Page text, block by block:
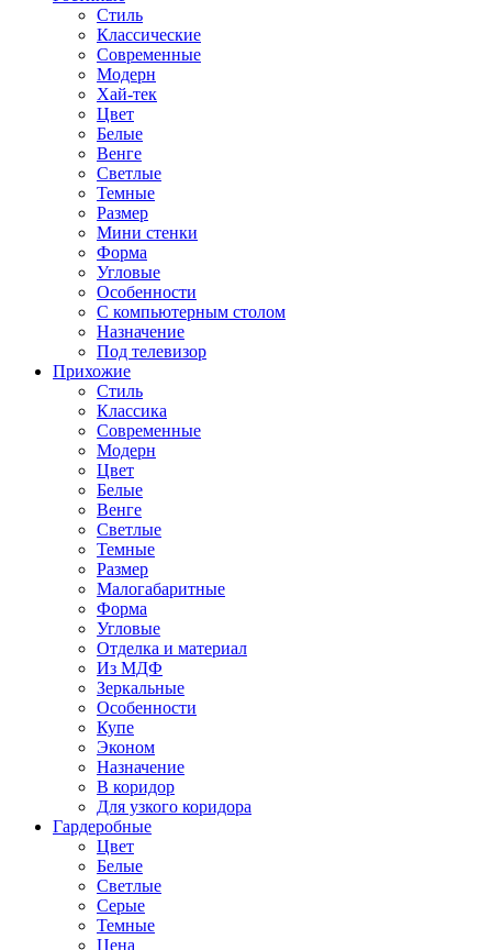
Стиль
Классические
Современные
Модерн
Хай-тек
Цвет
Белые
Венге
Светлые
Темные
Размер
Мини стенки
Форма
Угловые
Особенности
С компьютерным столом
Назначение
Под телевизор
Прихожие
Стиль
Классика
Современные
Модерн
Цвет
Белые
Венге
Светлые
Темные
Размер
Малогабаритные
Форма
Угловые
Отделка и материал
Из МДФ
Зеркальные
Особенности
Купе
Эконом
Назначение
В коридор
Для узкого коридора
Гардеробные
Цвет
Белые
Светлые
Серые
Темные
Цена